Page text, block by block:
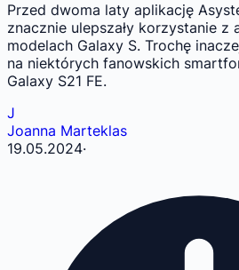
Przed dwoma laty aplikację
znacznie ulepszały korzystanie z
modelach Galaxy S. Trochę
na niektórych fanowskich
Galaxy S21 FE.
J
Joanna Marteklas
19.05.2024·